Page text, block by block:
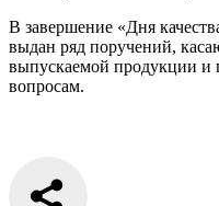
В завершение «Дня
выдан ряд поручений,
выпускаемой продукции
вопросам.